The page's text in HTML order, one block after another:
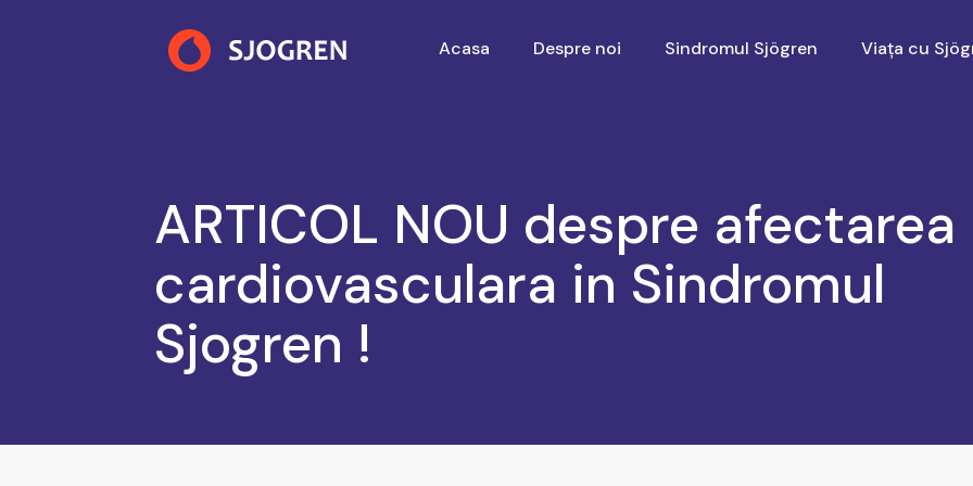
Acasa Despre noi Sindromul Sjögren Viața cu
ARTICOL NOU despre afectarea
cardiovasculara in Sindromul
Sjogren !